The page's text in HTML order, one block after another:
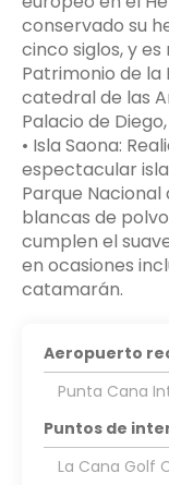
conservado su
cinco siglos, y
Patrimonio de la
catedral de las
Palacio de
• Isla Saona:
espectacular
Parque Nacional
blancas de
cumplen el
en ocasiones
Aeropuerto
Punta Cana
Puntos de
La Cana Golf